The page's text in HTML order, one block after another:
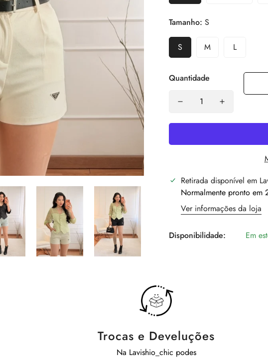
Tamanho: S
S M L
Quantidade
Retirada disponível em
Normalmente pronto em
Ver informações da loja
Disponibilidade: Em
Trocas e Develuções
Na Lavishio_chic podes